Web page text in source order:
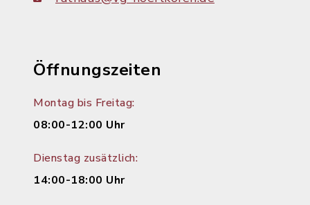
Öffnungszeiten
Montag bis Freitag:
08:00-12:00 Uhr
Dienstag zusätzlich:
14:00-18:00 Uhr